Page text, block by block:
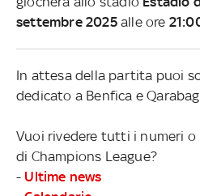
settembre 2025alle ore
In attesa della partita puoi
dedicato a Benfica e
Vuoi rivedere tutti i numeri o
di Champions League?
- Ultime news